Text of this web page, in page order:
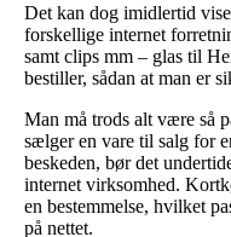
Det kan dog imidlertid
forskellige internet
samt clips mm – glas til
bestiller, sådan at man er
Man må trods alt være så
sælger en vare til salg for
beskeden, bør det
internet virksomhed.
en bestemmelse, hvilket
på nettet.